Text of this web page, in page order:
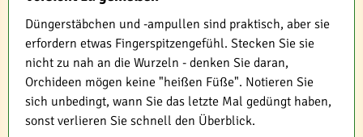
Düngerstäbchen und -ampullen sind praktisch, aber sie
erfordern etwas Fingerspitzengefühl. Stecken Sie sie
nicht zu nah an die Wurzeln - denken Sie daran,
Orchideen mögen keine "heißen Füße". Notieren Sie
sich unbedingt, wann Sie das letzte Mal gedüngt haben,
sonst verlieren Sie schnell den Überblick.